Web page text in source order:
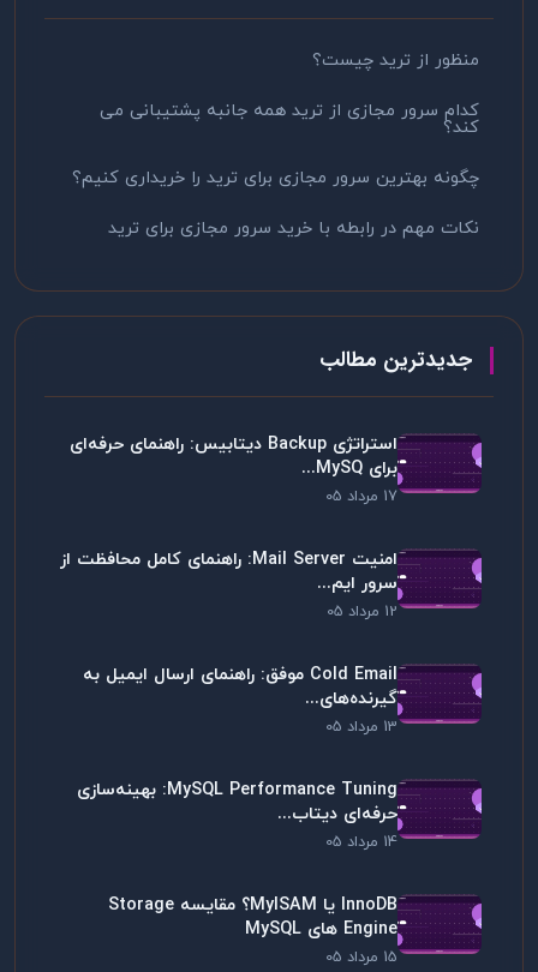
منظور از ترید چیست؟
کدام سرور مجازی از ترید همه جانبه پشتیبانی می
کند؟
چگونه بهترین سرور مجازی برای ترید را خریداری کنیم؟
نکات مهم در رابطه با خرید سرور مجازی برای ترید
جدیدترین مطالب
استراتژی Backup دیتابیس: راهنمای حرفه‌ای
برای MySQ...
17 مرداد 05
امنیت Mail Server: راهنمای کامل محافظت از
سرور ایم...
12 مرداد 05
Cold Email موفق: راهنمای ارسال ایمیل به
گیرنده‌های...
13 مرداد 05
MySQL Performance Tuning: بهینه‌سازی
حرفه‌ای دیتاب...
14 مرداد 05
InnoDB یا MyISAM؟ مقایسه Storage
Engine های MySQL
15 مرداد 05